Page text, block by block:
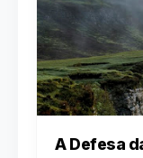
A Defesa